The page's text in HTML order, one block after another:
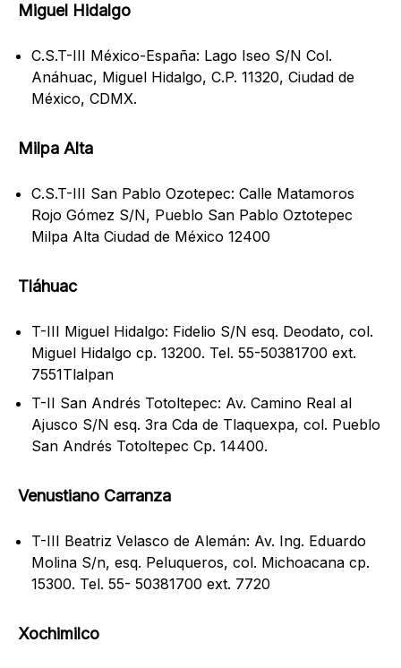
Miguel Hidalgo
C.S.T-III México-España: Lago Iseo S/N Col.
Anáhuac, Miguel Hidalgo, C.P. 11320, Ciudad de
México, CDMX.
Milpa Alta
C.S.T-III San Pablo Ozotepec: Calle Matamoros
Rojo Gómez S/N, Pueblo San Pablo Oztotepec
Milpa Alta Ciudad de México 12400
Tláhuac
T-III Miguel Hidalgo: Fidelio S/N esq. Deodato, col.
Miguel Hidalgo cp. 13200. Tel. 55-50381700 ext.
7551Tlalpan
T-II San Andrés Totoltepec: Av. Camino Real al
Ajusco S/N esq. 3ra Cda de Tlaquexpa, col. Pueblo
San Andrés Totoltepec Cp. 14400.
Venustiano Carranza
T-III Beatriz Velasco de Alemán: Av. Ing. Eduardo
Molina S/n, esq. Peluqueros, col. Michoacana cp.
15300. Tel. 55- 50381700 ext. 7720
Xochimilco